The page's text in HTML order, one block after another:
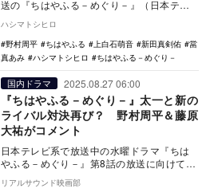
送の『ちはやふる－めぐり－』（日本テレ
た。その…
ハシマトシヒロ
野村周平
ちはやふる 上白石萌音 新田真剣佑
當
真あみ
ハシマトシヒロ ちはやふる－めぐり－
国内ドラマ 2025.08.27 06:00
『ちはやふる－めぐり－』太一と新の
ライバル対決再び？ 野村周平＆藤原
大祐がコメント
日本テレビ系で放送中の水曜ドラマ『ちは
やふる－めぐり－』第8話の放送に向けて、
折江懸心役の藤原大祐と真島太一役の野村
周平からコメ…
リアルサウンド映画部